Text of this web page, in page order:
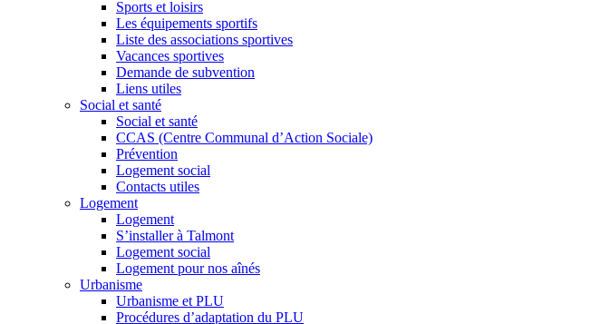
Sports et loisirs
Les équipements sportifs
Liste des associations sportives
Vacances sportives
Demande de subvention
Liens utiles
Social et santé
Social et santé
CCAS (Centre Communal d’Action Sociale)
Prévention
Logement social
Contacts utiles
Logement
Logement
S’installer à Talmont
Logement social
Logement pour nos aînés
Urbanisme
Urbanisme et PLU
Procédures d’adaptation du PLU